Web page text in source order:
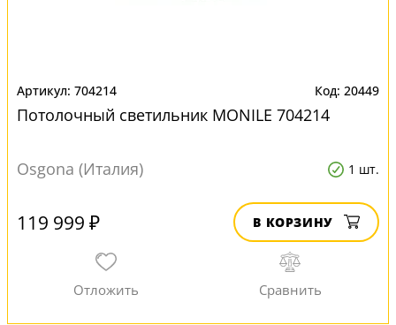
704214 20449
Потолочный светильник MONILE 704214
Osgona (Италия) 1 шт.
119 999 ₽ В КОРЗИНУ